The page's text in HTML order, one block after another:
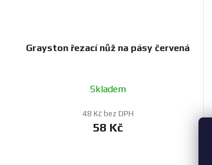
Grayston řezací nůž na pásy červená
Skladem
48 Kč bez DPH
58 Kč